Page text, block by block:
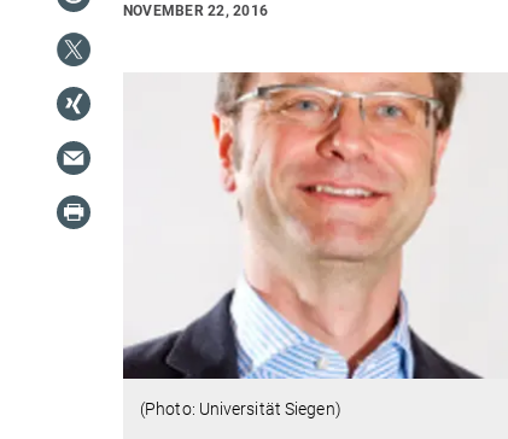
NOVEMBER 22, 2016
(Photo: Universität Siegen)